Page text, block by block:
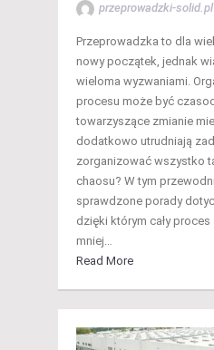
przeprowadzki-solid.pl
Przeprowadzka to dla
nowy początek, jednak
wieloma wyzwaniami.
procesu może być
towarzyszące zmianie
dodatkowo utrudniają
zorganizować wszystko
chaosu? W tym
sprawdzone porady
dzięki którym cały proces
mniej…
Read More